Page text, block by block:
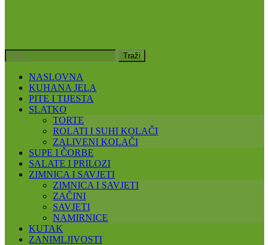
NASLOVNA
KUHANA JELA
PITE I TIJESTA
SLATKO
TORTE
ROLATI I SUHI KOLAČI
ZALIVENI KOLAČI
SUPE I ČORBE
SALATE I PRILOZI
ZIMNICA I SAVJETI
ZIMNICA I SAVJETI
ZAČINI
SAVJETI
NAMIRNICE
KUTAK
ZANIMLJIVOSTI